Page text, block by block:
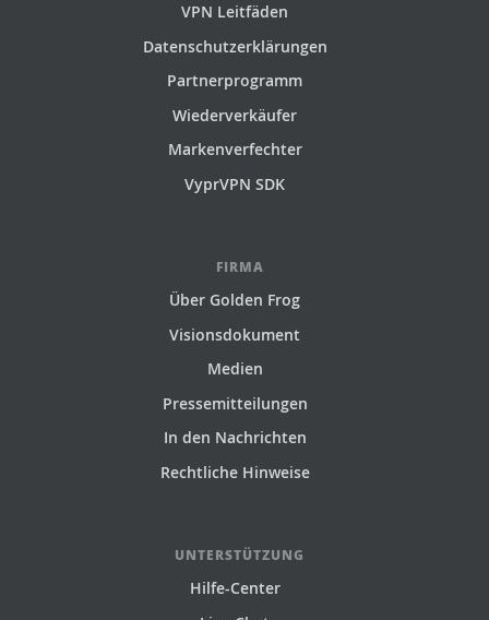
VPN Leitfäden
Datenschutzerklärungen
Partnerprogramm
Wiederverkäufer
Markenverfechter
VyprVPN SDK
FIRMA
Über Golden Frog
Visionsdokument
Medien
Pressemitteilungen
In den Nachrichten
Rechtliche Hinweise
UNTERSTÜTZUNG
Hilfe-Center